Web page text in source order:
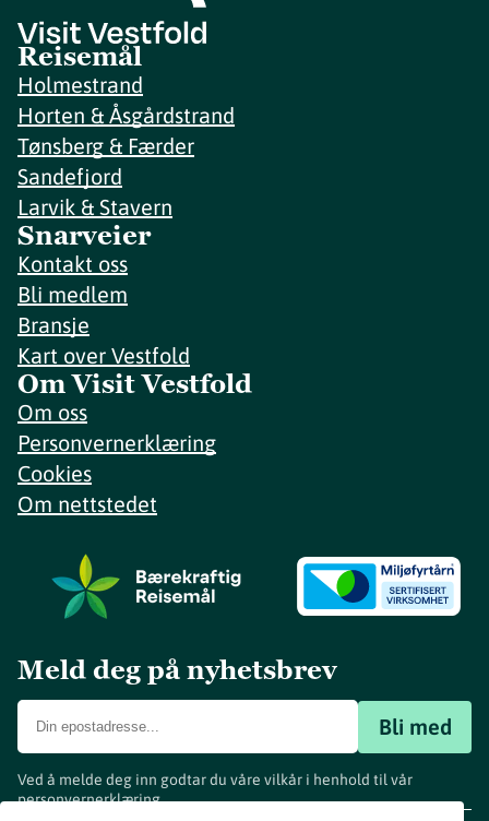
Reisemål
Holmestrand
Horten & Åsgårdstrand
Tønsberg & Færder
Sandefjord
Larvik & Stavern
Snarveier
Kontakt oss
Bli medlem
Bransje
Kart over Vestfold
Om Visit Vestfold
Om oss
Personvernerklæring
Cookies
Om nettstedet
Meld deg på nyhetsbrev
Bli med
Ved å melde deg inn godtar du våre vilkår i henhold til vår
personvernerklæring.